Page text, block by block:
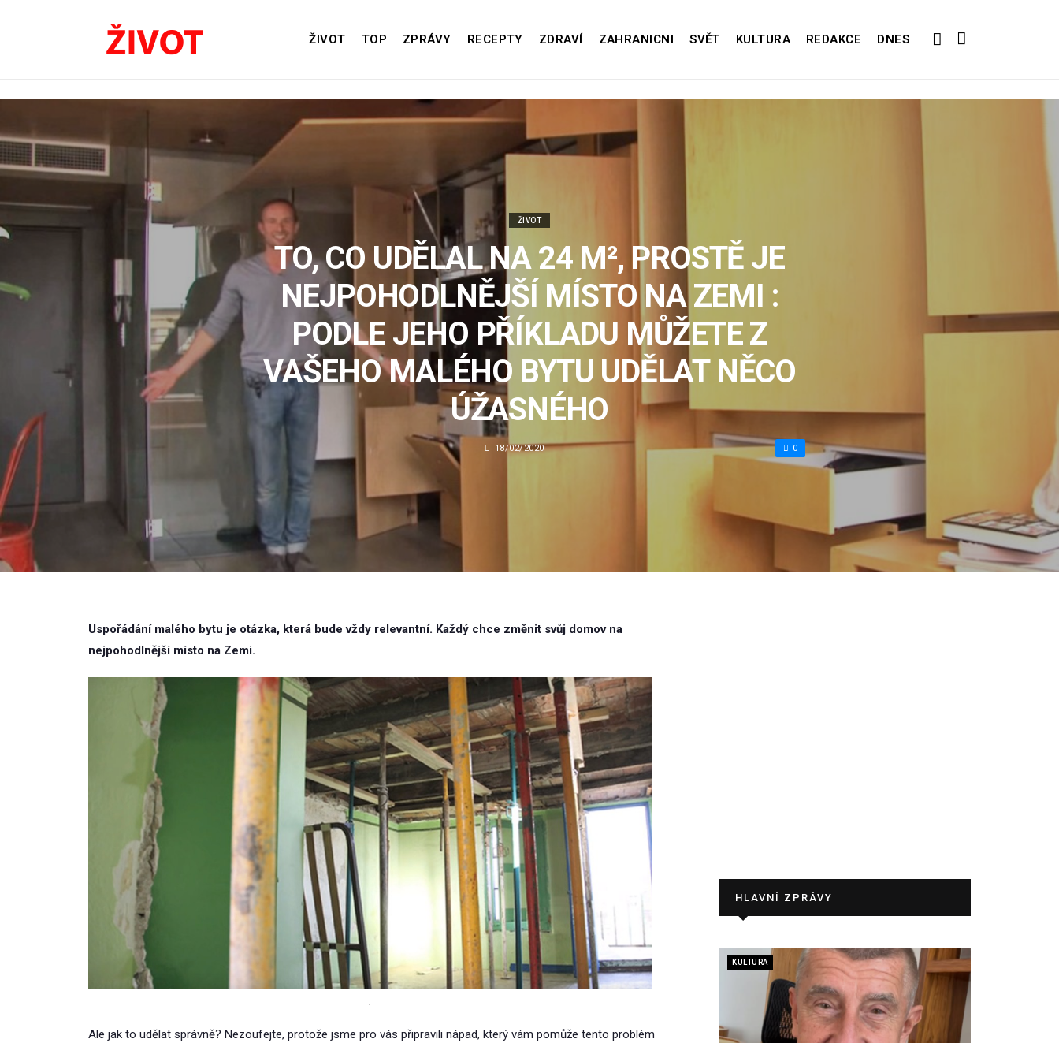
ŽIVOT TOP ZPRÁVY RECEPTY ZDRAVÍ ZAHRANICNI SVĚT KULTURA REDAKCE DNES
ŽIVOT
TO, CO UDĚLAL NA 24 M², PROSTĚ JE
NEJPOHODLNĚJŠÍ MÍSTO NA ZEMI :
PODLE JEHO PŘÍKLADU MŮŽETE Z
VAŠEHO MALÉHO BYTU UDĚLAT NĚCO
ÚŽASNÉHO
18/02/2020 0
Uspořádání malého bytu je otázka, která bude vždy relevantní. Každý chce změnit svůj domov na
nejpohodlnější místo na Zemi.
.
Ale jak to udělat správně? Nezoufejte, protože jsme pro vás připravili nápad, který vám pomůže tento problém
HLAVNÍ ZPRÁVY
KULTURA